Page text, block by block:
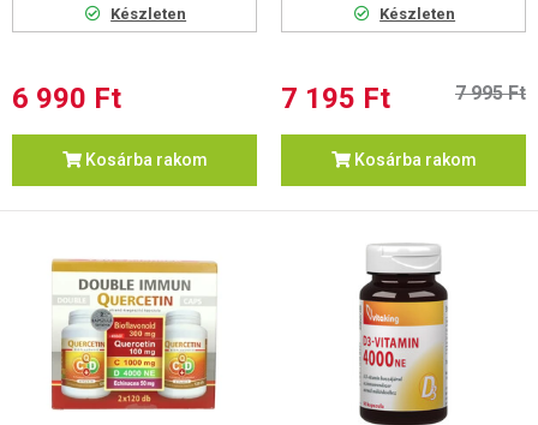
Készleten
6 990 Ft
Kosárba rakom
Készleten
7 195 Ft 7 995 Ft
Kosárba rakom